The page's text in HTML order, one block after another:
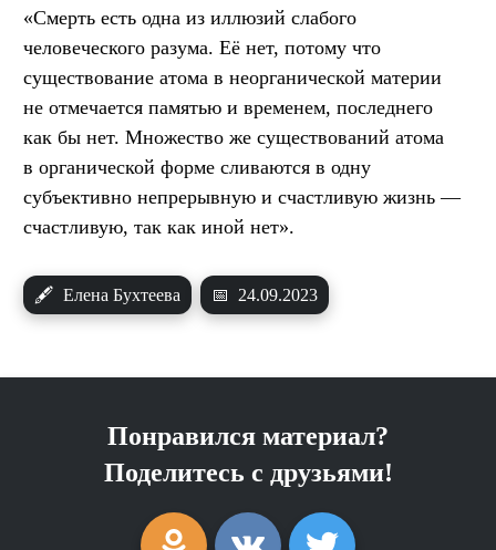
«Смерть есть одна из иллюзий слабого
человеческого разума. Её нет, потому что
существование атома в неорганической материи
не отмечается памятью и временем, последнего
как бы нет. Множество же существований атома
в органической форме сливаются в одну
субъективно непрерывную и счастливую жизнь —
счастливую, так как иной нет».
🖋 Елена Бухтеева 📅 24.09.2023
Понравился материал?
Поделитесь с друзьями!